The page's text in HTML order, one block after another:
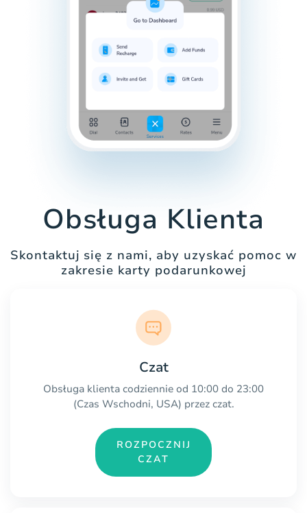
Obsługa Klienta
Skontaktuj się z nami, aby uzyskać pomoc w
zakresie karty podarunkowej
Czat
Obsługa klienta codziennie od 10:00 do 23:00
(Czas Wschodni, USA) przez czat.
ROZPOCZNIJ
CZAT